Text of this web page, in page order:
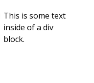
This is some text
inside of a div
block.